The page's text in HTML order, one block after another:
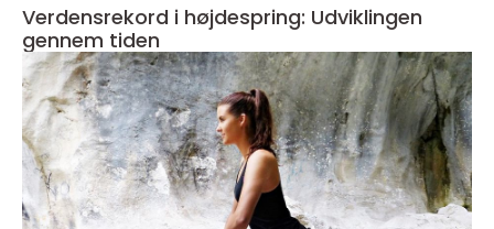
Verdensrekord i højdespring: Udviklingen
gennem tiden